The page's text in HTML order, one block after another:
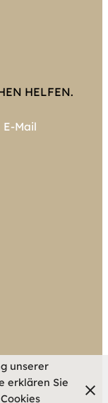
HELFEN.
E-Mail
unserer
erklären Sie